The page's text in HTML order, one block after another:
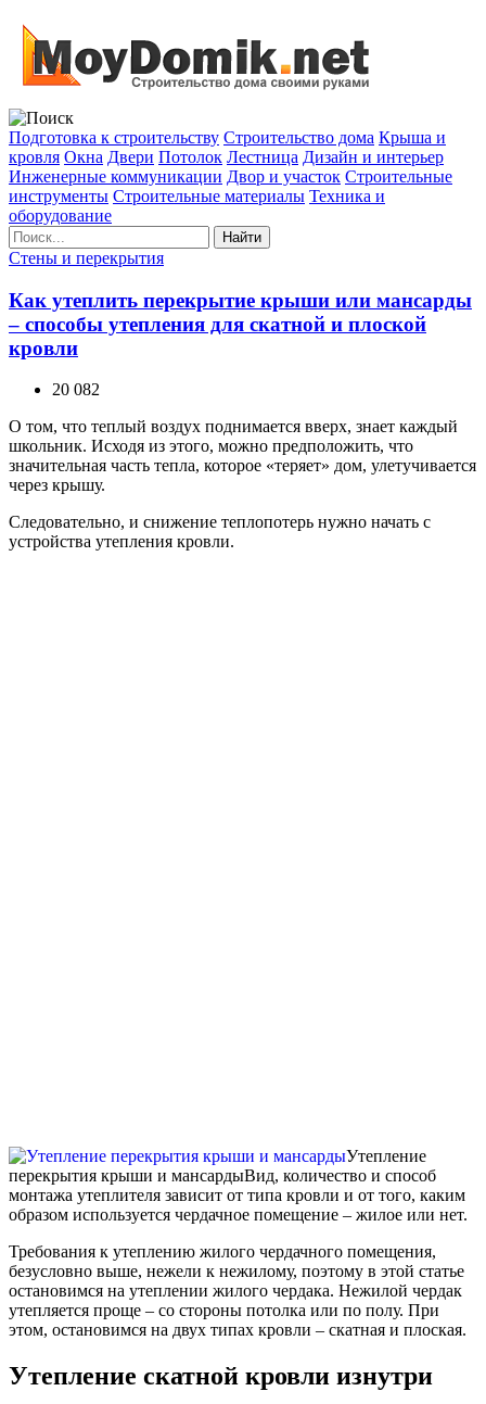
Подготовка к строительству Строительство дома Крыша и
кровля Окна Двери Потолок Лестница Дизайн и интерьер
Инженерные коммуникации Двор и участок Строительные
инструменты Строительные материалы Техника и
оборудование
Найти
Стены и перекрытия
Как утеплить перекрытие крыши или мансарды
– способы утепления для скатной и плоской
кровли
20 082
О том, что теплый воздух поднимается вверх, знает каждый
школьник. Исходя из этого, можно предположить, что
значительная часть тепла, которое «теряет» дом, улетучивается
через крышу.
Следовательно, и снижение теплопотерь нужно начать с
устройства утепления кровли.
Утепление
перекрытия крыши и мансардыВид, количество и способ
монтажа утеплителя зависит от типа кровли и от того, каким
образом используется чердачное помещение – жилое или нет.
Требования к утеплению жилого чердачного помещения,
безусловно выше, нежели к нежилому, поэтому в этой статье
остановимся на утеплении жилого чердака. Нежилой чердак
утепляется проще – со стороны потолка или по полу. При
этом, остановимся на двух типах кровли – скатная и плоская.
Утепление скатной кровли изнутри